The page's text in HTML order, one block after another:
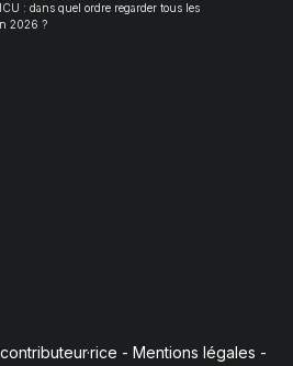
: dans quel ordre regarder tous les
2026 ?
- Mentions légales -